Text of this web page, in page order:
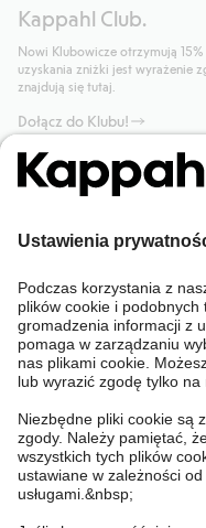
Kappahl Club.
Nowi Klubowicze otrzymują
uzyskania zniżki jest wyrażenie
znajdują się tutaj.
Dołącz do Klubu!
Potrzebujesz pomocy?
Sklep internetowy
Częste pytania
Twoje zamówienie
Kappahl Club
Mój profil
Kappahl Club
O nas
O Kappahl Group
Warunki i zasady